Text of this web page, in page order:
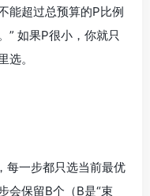
能超过总预算的P比例
” 如果P很小，你就只
选。
一步都只选当前最优
会保留B个（B是“束